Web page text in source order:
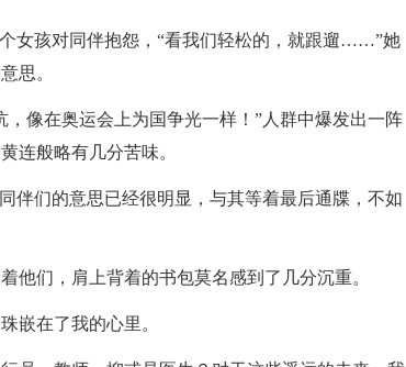
女孩对同伴抱怨，“看我们轻松的，就跟遛……”她
思。
像在奥运会上为国争光一样！”人群中爆发出一阵
连般略有几分苦味。
伴们的意思已经很明显，与其等着最后通牒，不如
他们，肩上背着的书包莫名感到了几分沉重。
嵌在了我的心里。